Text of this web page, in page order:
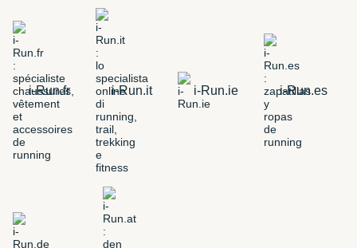
i-Run.fr i-Run.it i-Run.ie i-Run.es